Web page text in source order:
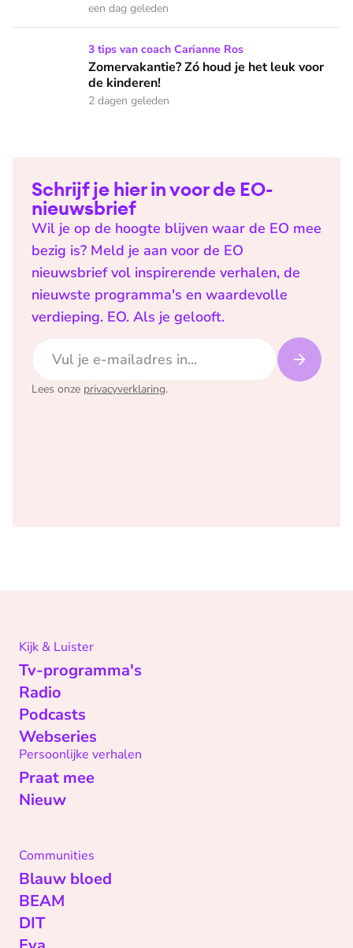
een dag geleden
Zomervakantie? Zó houd je het leuk voor de kinderen!
3 tips van coach Carianne Ros
Zomervakantie? Zó houd je het leuk voor
de kinderen!
2 dagen geleden
Schrijf je hier in voor de EO-
nieuwsbrief
Wil je op de hoogte blijven waar de EO mee
bezig is? Meld je aan voor de EO
nieuwsbrief vol inspirerende verhalen, de
nieuwste programma's en waardevolle
verdieping. EO. Als je gelooft.
Lees onze privacyverklaring.
Kijk & Luister
Tv-programma's
Radio
Podcasts
Webseries
Persoonlijke verhalen
Praat mee
Nieuw
Communities
Blauw bloed
BEAM
DIT